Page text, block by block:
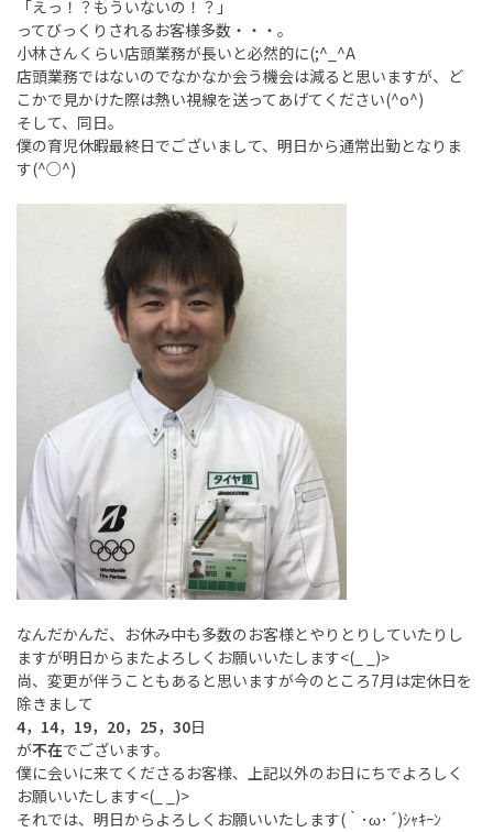
「えっ！？もういないの！？」
ってびっくりされるお客様多数・・・。
小林さんくらい店頭業務が長いと必然的に(;^_^A
店頭業務ではないのでなかなか会う機会は減ると思いますが、ど
こかで見かけた際は熱い視線を送ってあげてください(^o^)
そして、同日。
僕の育児休暇最終日でございまして、明日から通常出勤となりま
す(^○^)
なんだかんだ、お休み中も多数のお客様とやりとりしていたりし
ますが明日からまたよろしくお願いいたします<(_ _)>
尚、変更が伴うこともあると思いますが今のところ7月は定休日を
除きまして
4，14，19，20，25，30日
が不在でございます。
僕に会いに来てくださるお客様、上記以外のお日にちでよろしく
お願いいたします<(_ _)>
それでは、明日からよろしくお願いいたします(｀･ω･´)ｼｬｷｰﾝ